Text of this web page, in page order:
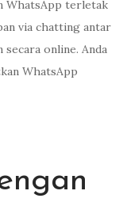
WhatsApp terletak
via chatting antar
secara online. Anda
WhatsApp